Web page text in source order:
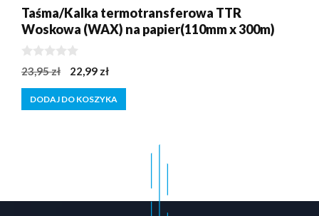
Taśma/Kalka termotransferowa TTR
Woskowa (WAX) na papier(110mm x 300m)
0
z
5
23,95zł
Pierwotna
cena
wynosiła:
22,99 złAktualna
cena
wynosi:
DODAJ DO KOSZYKA